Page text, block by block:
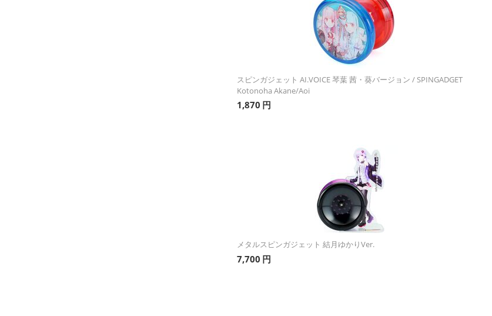
スピンガジェット AI.VOICE 琴葉 茜・葵バージョン / SPINGADGET
Kotonoha Akane/Aoi
1,870 円
メタルスピンガジェット 結月ゆかりVer.
7,700 円